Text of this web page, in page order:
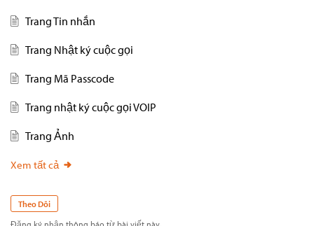
Theo Dõi
Trang Tin nhắn
Trang Nhật ký cuộc gọi
Trang Mã Passcode
Trang nhật ký cuộc gọi VOIP
Trang Ảnh
Xem tất cả